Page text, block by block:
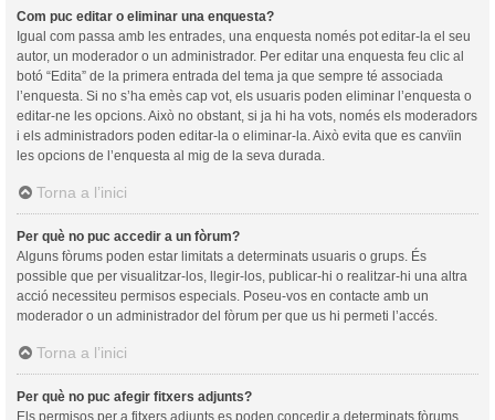
Com puc editar o eliminar una enquesta?
Igual com passa amb les entrades, una enquesta només pot editar-la el seu
autor, un moderador o un administrador. Per editar una enquesta feu clic al
botó “Edita” de la primera entrada del tema ja que sempre té associada
l’enquesta. Si no s’ha emès cap vot, els usuaris poden eliminar l’enquesta o
editar-ne les opcions. Això no obstant, si ja hi ha vots, només els moderadors
i els administradors poden editar-la o eliminar-la. Això evita que es canvïin
les opcions de l’enquesta al mig de la seva durada.
Torna a l’inici
Per què no puc accedir a un fòrum?
Alguns fòrums poden estar limitats a determinats usuaris o grups. És
possible que per visualitzar-los, llegir-los, publicar-hi o realitzar-hi una altra
acció necessiteu permisos especials. Poseu-vos en contacte amb un
moderador o un administrador del fòrum per que us hi permeti l’accés.
Torna a l’inici
Per què no puc afegir fitxers adjunts?
Els permisos per a fitxers adjunts es poden concedir a determinats fòrums,